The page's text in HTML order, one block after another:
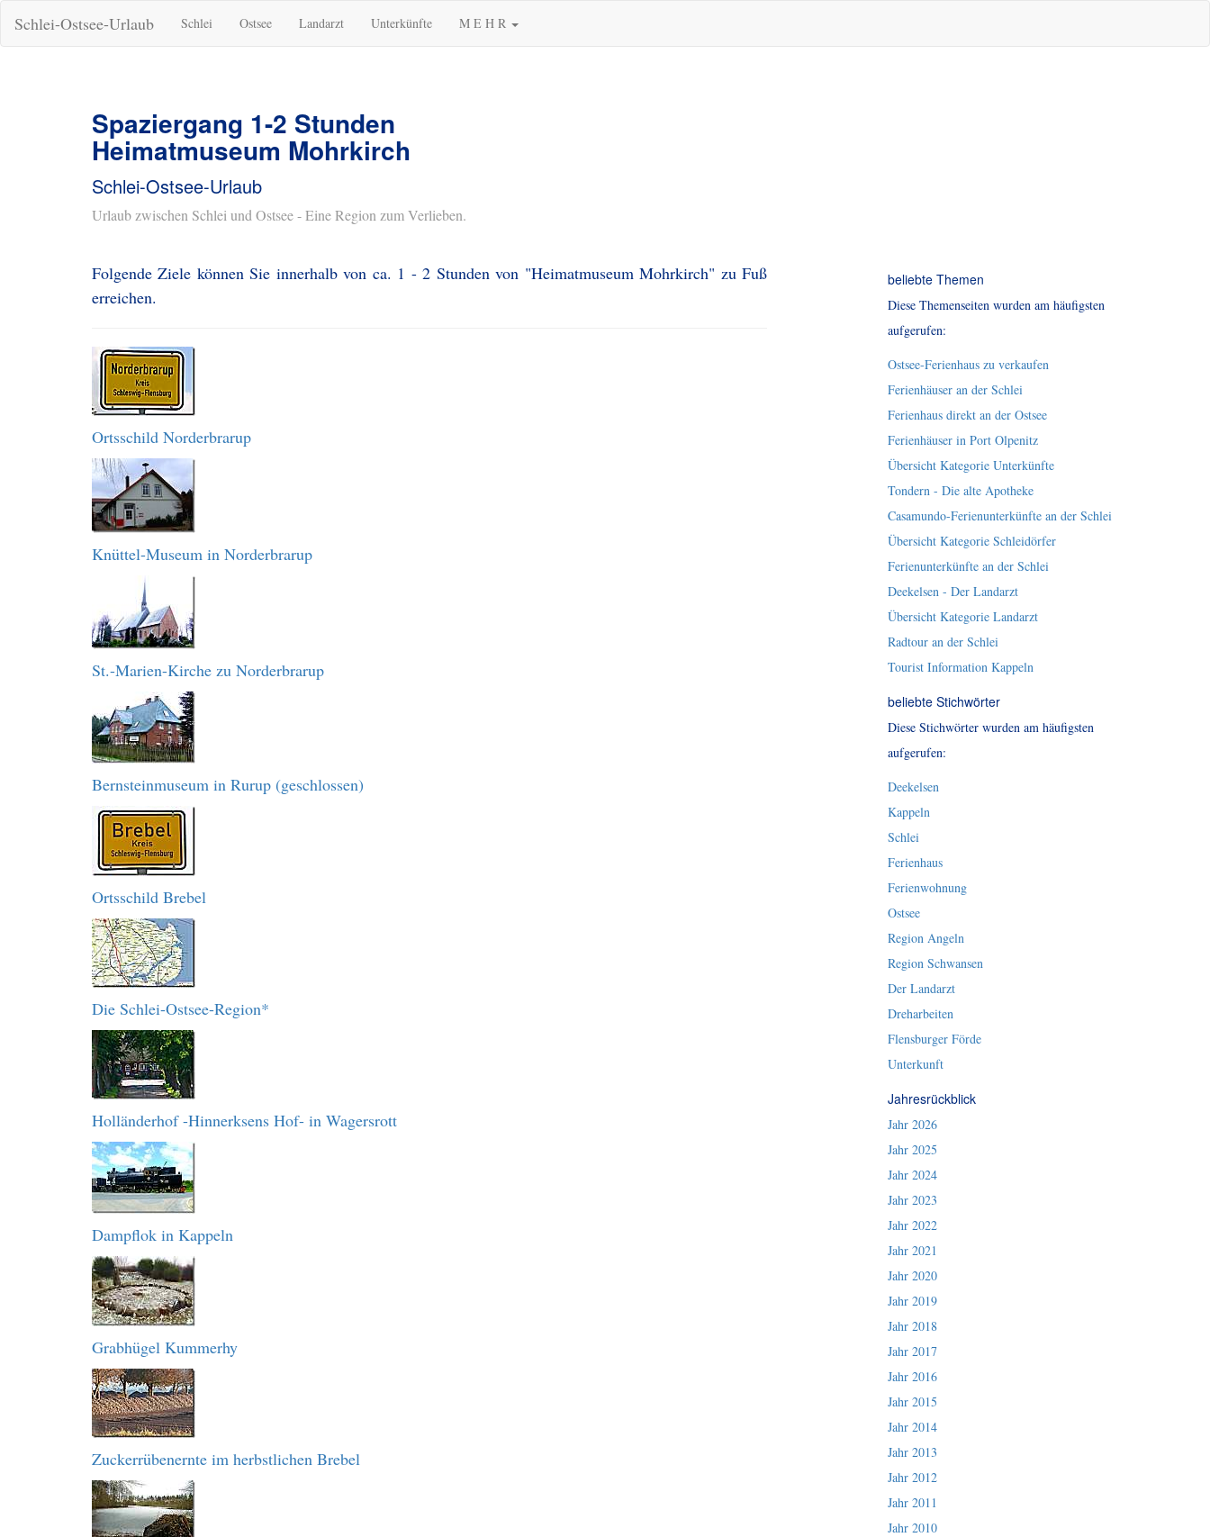
Schlei-Ostsee-Urlaub Schlei Ostsee Landarzt Unterkünfte M E H R
Spaziergang 1-2 Stunden
Heimatmuseum Mohrkirch
Schlei-Ostsee-Urlaub
Urlaub zwischen Schlei und Ostsee - Eine Region zum Verlieben.
Folgende Ziele können Sie innerhalb von ca. 1 - 2 Stunden von "Heimatmuseum Mohrkirch" zu Fuß
erreichen.
Ortsschild Norderbrarup
Knüttel-Museum in Norderbrarup
St.-Marien-Kirche zu Norderbrarup
Bernsteinmuseum in Rurup (geschlossen)
Ortsschild Brebel
Die Schlei-Ostsee-Region*
Holländerhof -Hinnerksens Hof- in Wagersrott
Dampflok in Kappeln
Grabhügel Kummerhy
Zuckerrübenernte im herbstlichen Brebel
beliebte Themen
Diese Themenseiten wurden am häufigsten
aufgerufen:
Ostsee-Ferienhaus zu verkaufen
Ferienhäuser an der Schlei
Ferienhaus direkt an der Ostsee
Ferienhäuser in Port Olpenitz
Übersicht Kategorie Unterkünfte
Tondern - Die alte Apotheke
Casamundo-Ferienunterkünfte an der Schlei
Übersicht Kategorie Schleidörfer
Ferienunterkünfte an der Schlei
Deekelsen - Der Landarzt
Übersicht Kategorie Landarzt
Radtour an der Schlei
Tourist Information Kappeln
beliebte Stichwörter
Diese Stichwörter wurden am häufigsten
aufgerufen:
Deekelsen
Kappeln
Schlei
Ferienhaus
Ferienwohnung
Ostsee
Region Angeln
Region Schwansen
Der Landarzt
Dreharbeiten
Flensburger Förde
Unterkunft
Jahresrückblick
Jahr 2026
Jahr 2025
Jahr 2024
Jahr 2023
Jahr 2022
Jahr 2021
Jahr 2020
Jahr 2019
Jahr 2018
Jahr 2017
Jahr 2016
Jahr 2015
Jahr 2014
Jahr 2013
Jahr 2012
Jahr 2011
Jahr 2010